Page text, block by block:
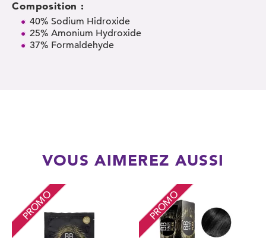
Composition :
40% Sodium Hidroxide
25% Amonium Hydroxide
37% Formaldehyde
VOUS AIMEREZ AUSSI
PROMO PROMO